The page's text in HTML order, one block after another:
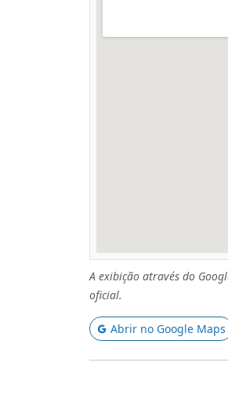
A exibição através do
oficial.
Abrir no Google Maps